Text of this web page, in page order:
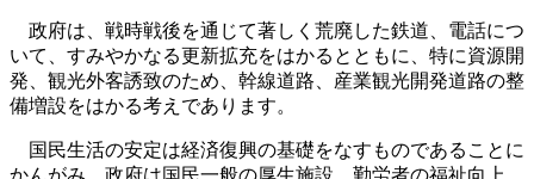
政府は、戦時戦後を通じて著しく荒廃した鉄道、電話につ
いて、すみやかなる更新拡充をはかるとともに、特に資源開
発、観光外客誘致のため、幹線道路、産業観光開発道路の整
備増設をはかる考えであります。
国民生活の安定は経済復興の基礎をなすものであることに
かんがみ、政府は国民一般の厚生施設、勤労者の福祉向上、